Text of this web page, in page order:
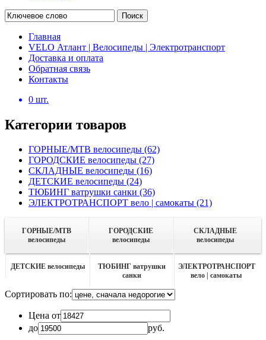
Поиск
Главная
VELO Атлант | Велосипеды | Электротранспорт
Доставка и оплата
Обратная связь
Контакты
0 шт.
Категории товаров
ГОРНЫЕ/MTB велосипеды (62)
ГОРОДСКИЕ велосипеды (27)
СКЛАДНЫЕ велосипеды (16)
ДЕТСКИЕ велосипеды (24)
ТЮБИНГ ватрушки санки (36)
ЭЛЕКТРОТРАНСПОРТ вело | самокаты (21)
ГОРНЫЕ/MTB
велосипеды
ГОРОДСКИЕ
велосипеды
СКЛАДНЫЕ
велосипеды
ДЕТСКИЕ велосипеды
ТЮБИНГ ватрушки
санки
ЭЛЕКТРОТРАНСПОРТ
вело | самокаты
Сортировать по:
Цена от
до
руб.